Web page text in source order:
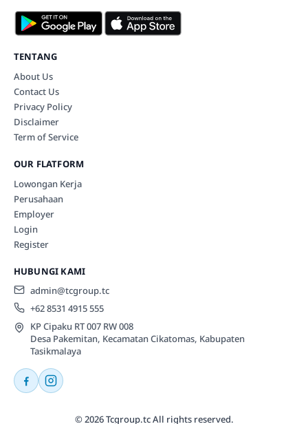
TENTANG
About Us
Contact Us
Privacy Policy
Disclaimer
Term of Service
OUR FLATFORM
Lowongan Kerja
Perusahaan
Employer
Login
Register
HUBUNGI KAMI
admin@tcgroup.tc
+62 8531 4915 555
KP Cipaku RT 007 RW 008
Desa Pakemitan, Kecamatan Cikatomas, Kabupaten
Tasikmalaya
© 2026 Tcgroup.tc All rights reserved.